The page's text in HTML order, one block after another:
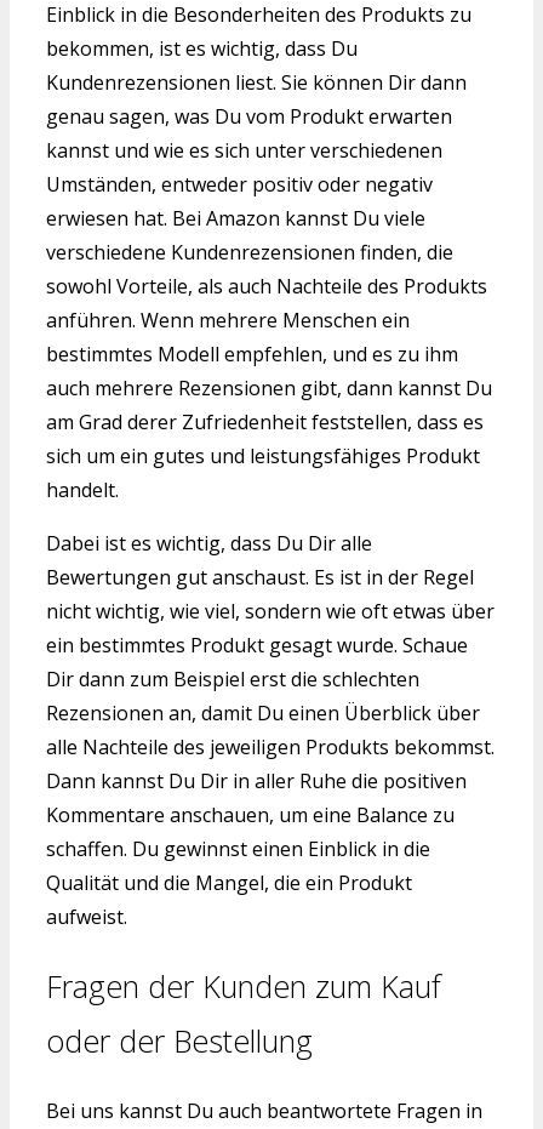
Einblick in die Besonderheiten des Produkts zu
bekommen, ist es wichtig, dass Du
Kundenrezensionen liest. Sie können Dir dann
genau sagen, was Du vom Produkt erwarten
kannst und wie es sich unter verschiedenen
Umständen, entweder positiv oder negativ
erwiesen hat. Bei Amazon kannst Du viele
verschiedene Kundenrezensionen finden, die
sowohl Vorteile, als auch Nachteile des Produkts
anführen. Wenn mehrere Menschen ein
bestimmtes Modell empfehlen, und es zu ihm
auch mehrere Rezensionen gibt, dann kannst Du
am Grad derer Zufriedenheit feststellen, dass es
sich um ein gutes und leistungsfähiges Produkt
handelt.
Dabei ist es wichtig, dass Du Dir alle
Bewertungen gut anschaust. Es ist in der Regel
nicht wichtig, wie viel, sondern wie oft etwas über
ein bestimmtes Produkt gesagt wurde. Schaue
Dir dann zum Beispiel erst die schlechten
Rezensionen an, damit Du einen Überblick über
alle Nachteile des jeweiligen Produkts bekommst.
Dann kannst Du Dir in aller Ruhe die positiven
Kommentare anschauen, um eine Balance zu
schaffen. Du gewinnst einen Einblick in die
Qualität und die Mangel, die ein Produkt
aufweist.
Fragen der Kunden zum Kauf
oder der Bestellung
Bei uns kannst Du auch beantwortete Fragen in